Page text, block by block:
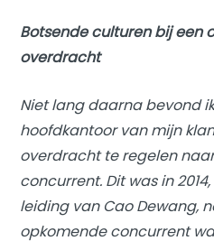
Botsende culturen bij een
overdracht
Niet lang daarna bevond
hoofdkantoor van mijn
overdracht te regelen
concurrent. Dit was in
leiding van Cao Dewang,
opkomende concurrent